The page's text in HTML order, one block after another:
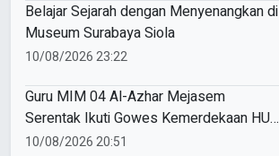
Belajar Sejarah dengan Menyenangkan di
Museum Surabaya Siola
10/08/2026 23:22
Guru MIM 04 Al-Azhar Mejasem
Serentak Ikuti Gowes Kemerdekaan HUT
ke-81 RI
10/08/2026 20:51